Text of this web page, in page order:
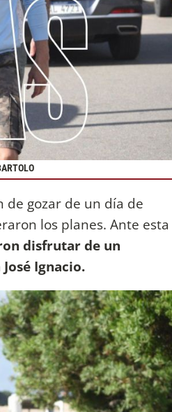
de gozar de un día de
los planes. Ante esta
disfrutar de un
Ignacio.